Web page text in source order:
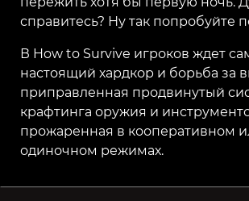
справитесь? Ну так попробуйте
В How to Survive игроков ждет
настоящий хардкор и борьба за
приправленная продвинутый
крафтинга оружия и
прожаренная в кооперативном
одиночном режимах.